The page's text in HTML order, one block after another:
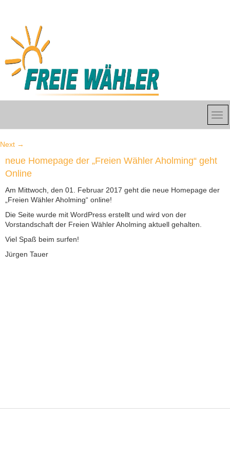
Next →
neue Homepage der „Freien Wähler Aholming“ geht
Online
Am Mittwoch, den 01. Februar 2017 geht die neue Homepage der
„Freien Wähler Aholming“ online!
Die Seite wurde mit WordPress erstellt und wird von der
Vorstandschaft der Freien Wähler Aholming aktuell gehalten.
Viel Spaß beim surfen!
Jürgen Tauer